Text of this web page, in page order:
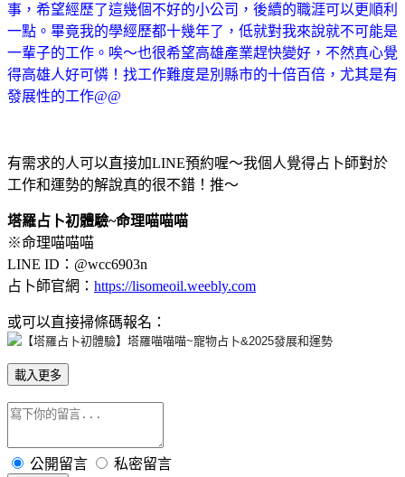
事，希望經歷了這幾個不好的小公司，後續的職涯可以更順利
一點。畢竟我的學經歷都十幾年了，低就對我來說就不可能是
一輩子的工作。唉～也很希望高雄產業趕快變好，不然真心覺
得高雄人好可憐！找工作難度是別縣市的十倍百倍，尤其是有
發展性的工作@@
有需求的人可以直接加LINE預約喔～我個人覺得占卜師對於
工作和運勢的解說真的很不錯！推～
塔羅占卜初體驗~命理喵喵喵
※命理喵喵喵
LINE ID：@wcc6903n
占卜師官網： https://lisomeoil.weebly.com
或可以直接掃條碼報名：
載入更多
公開留言 私密留言